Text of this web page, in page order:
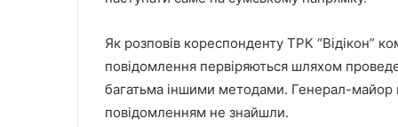
Як розповів кореспонденту ТРК “Відікон”
повідомлення первіряються шляхом
багатьма іншими методами. Генерал-майор
повідомленням не знайшли.